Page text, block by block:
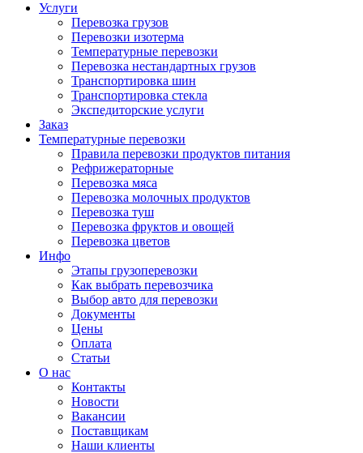
Услуги
Перевозка грузов
Перевозки изотерма
Температурные перевозки
Перевозка нестандартных грузов
Транспортировка шин
Транспортировка стекла
Экспедиторские услуги
Заказ
Температурные перевозки
Правила перевозки продуктов питания
Рефрижераторные
Перевозка мяса
Перевозка молочных продуктов
Перевозка туш
Перевозка фруктов и овощей
Перевозка цветов
Инфо
Этапы грузоперевозки
Как выбрать перевозчика
Выбор авто для перевозки
Документы
Цены
Оплата
Статьи
О нас
Контакты
Новости
Вакансии
Поставщикам
Наши клиенты